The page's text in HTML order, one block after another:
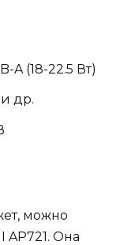
A (18-22.5 Вт)
др.
можно
AP721. Она